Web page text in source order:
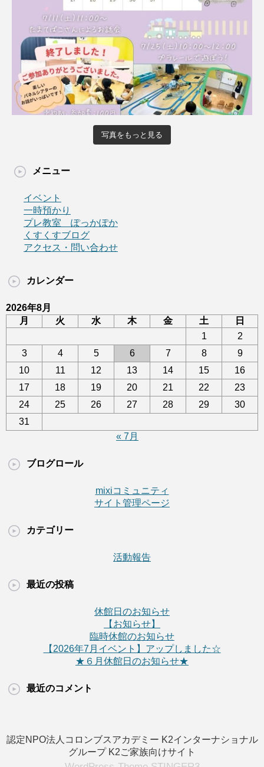
写真をもっと見る
メニュー
イベント
一時預かり
プレ教室 ぽっかぽか
くすくすブログ
アクセス・問い合わせ
カレンダー
2026年8月
月
火 水 木 金 土
日
1
2
3
4 5 6 7 8
9
10
11 12 13 14 15
16
17
18 19 20 21 22
23
24
25 26 27 28 29
30
31
« 7月
ブログロール
mixiコミュニティ
サイト管理ページ
カテゴリー
活動報告
最近の投稿
休館日のお知らせ
【お知らせ】
臨時休館のお知らせ
【2026年7月イベント】アップしました☆
★６月休館日のお知らせ★
最近のコメント
認定NPO法人コロンブスアカデミー K2インターナショナル
グループ K2ご家族向けサイト